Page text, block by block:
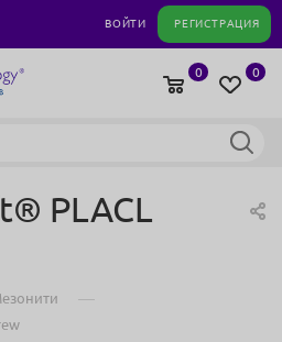
ВОЙТИ РЕГИСТРАЦИЯ
0
0
PLACL
—